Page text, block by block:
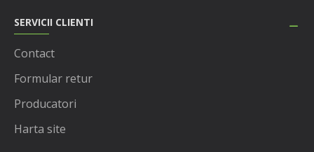
SERVICII CLIENTI
Contact
Formular retur
Producatori
Harta site